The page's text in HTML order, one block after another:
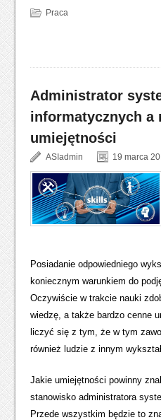
Praca
Administrator
informatycznych a
umiejętności
ASIadmin 19 marca
Posiadanie odpowiedniego
koniecznym warunkiem do
Oczywiście w trakcie nauki
wiedzę, a także bardzo cenne
liczyć się z tym, że w tym
również ludzie z innym
Jakie umiejętności powinny
stanowisko administratora
Przede wszystkim będzie to